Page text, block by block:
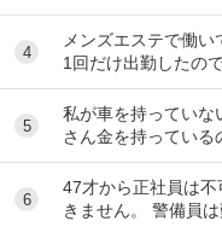
ubeのコメント欄に
4
メンズエステで働い
1回だけ出勤したの
時に「元々デリをや
5
私が車を持っていな
さん金を持っている
す。 でも なんで し
6
47才から正社員は
きません。 警備員